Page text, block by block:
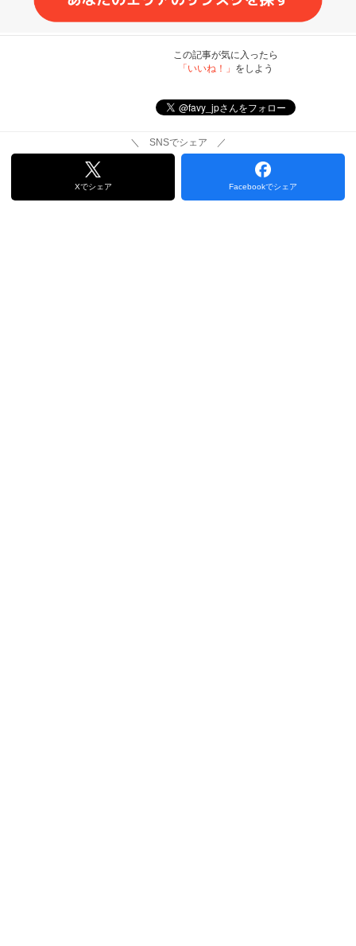
この記事が気に入ったら
「いいね！」 をしよう
＼ SNSでシェア ／
Xでシェア Facebookでシェア